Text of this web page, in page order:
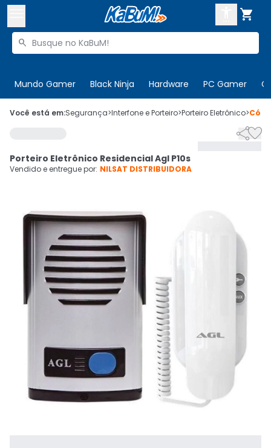

Buscar produtos

Mundo Gamer Black Ninja Hardware PC Gamer
 Olá. Acesse sua conta
Cupons
Ativar tradutor em libras
CADASTRE-SE
Você está em:Segurança>Interfone e Porteiro>Porteiro Eletrônico>

Porteiro Eletrônico Residencial Agl P10s
Vendido e entregue por: NILSAT DISTRIBUIDORA